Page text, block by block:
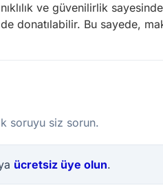
ve güvenilirlik
donatılabilir. Bu sayede,
soruyu siz sorun.
ücretsiz üye olun.